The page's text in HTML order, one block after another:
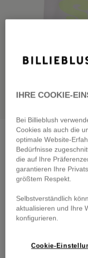
Short-
Pay in 4 interest-free
🔒 Secure payment &
DESCRIPTION
TRACEABILITY
IHRE COOKIE-
Bei Billieblush
Cookies als auch die
optimale Website-
Bedürfnisse
die auf Ihre
garantieren Ihre
größtem Respekt.
Selbstverständlich
aktualisieren und Ihre
konfigurieren.
Cookie-